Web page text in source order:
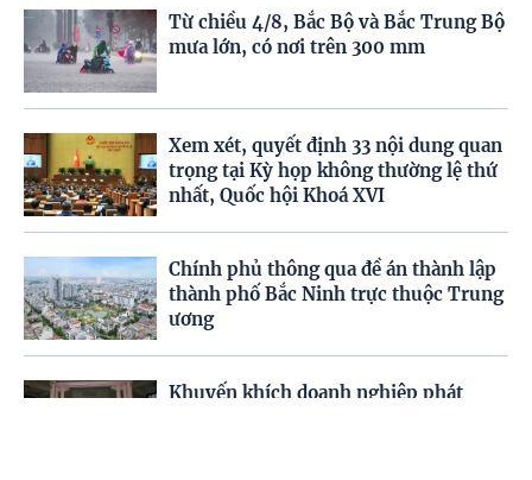
Từ chiều 4/8, Bắc Bộ và Bắc Trung Bộ
mưa lớn, có nơi trên 300 mm
Xem xét, quyết định 33 nội dung quan
trọng tại Kỳ họp không thường lệ thứ
nhất, Quốc hội Khoá XVI
Chính phủ thông qua đề án thành lập
thành phố Bắc Ninh trực thuộc Trung
ương
Khuyến khích doanh nghiệp phát